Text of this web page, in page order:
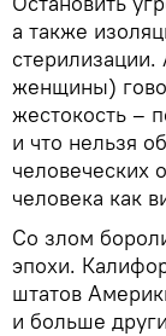
а также
женщины)
жестокость –
и что нельзя
человеческих
человека как
Со злом
эпохи.
штатов
и больше